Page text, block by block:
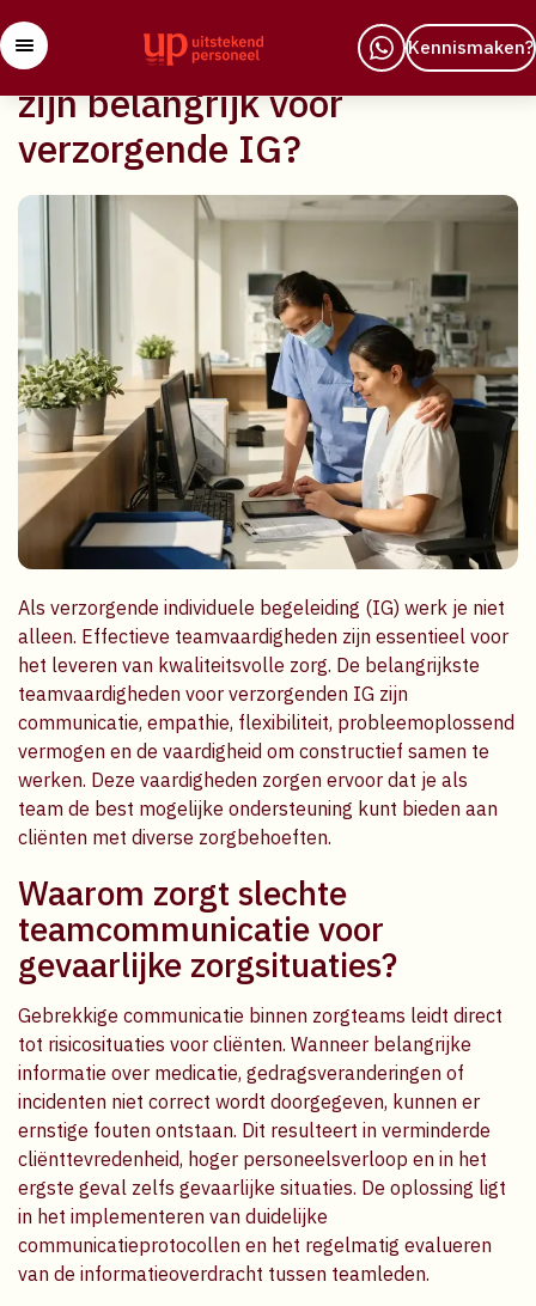
Kennismaken?
29 april 2026
Welke teamvaardigheden
zijn belangrijk voor
verzorgende IG?
Als verzorgende individuele begeleiding (IG) werk je niet
alleen. Effectieve teamvaardigheden zijn essentieel voor
het leveren van kwaliteitsvolle zorg. De belangrijkste
teamvaardigheden voor verzorgenden IG zijn
communicatie, empathie, flexibiliteit, probleemoplossend
vermogen en de vaardigheid om constructief samen te
werken. Deze vaardigheden zorgen ervoor dat je als
team de best mogelijke ondersteuning kunt bieden aan
cliënten met diverse zorgbehoeften.
Waarom zorgt slechte
teamcommunicatie voor
gevaarlijke zorgsituaties?
Gebrekkige communicatie binnen zorgteams leidt direct
tot risicosituaties voor cliënten. Wanneer belangrijke
informatie over medicatie, gedragsveranderingen of
incidenten niet correct wordt doorgegeven, kunnen er
ernstige fouten ontstaan. Dit resulteert in verminderde
cliënttevredenheid, hoger personeelsverloop en in het
ergste geval zelfs gevaarlijke situaties. De oplossing ligt
in het implementeren van duidelijke
communicatieprotocollen en het regelmatig evalueren
van de informatieoverdracht tussen teamleden.